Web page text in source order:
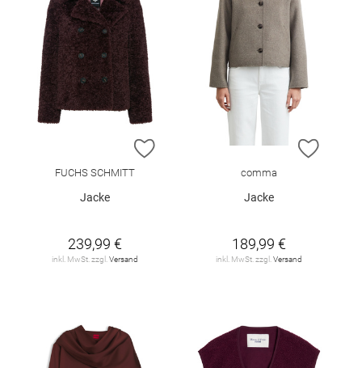
ZUR WUNSCHLISTE HINZUFÜGEN
FUCHS SCHMITT
Jacke
239,99 €
inkl. MwSt. zzgl. Versand
ZUR
comma
Jacke
189,99 €
inkl. MwSt. zzgl. Versand